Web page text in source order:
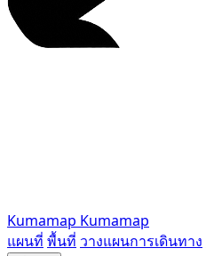
Kumamap Kumamap
แผนที่ พื้นที่ วางแผนการเดินทาง